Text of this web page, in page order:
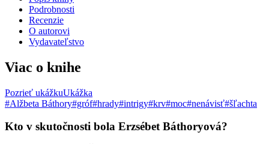
Podrobnosti
Recenzie
O autorovi
Vydavateľstvo
Viac o knihe
Pozrieť ukážkuUkážka
#Alžbeta Báthory#gróf#hrady#intrigy#krv#moc#nenávisť#šľachta
Kto v skutočnosti bola Erzsébet Báthoryová?